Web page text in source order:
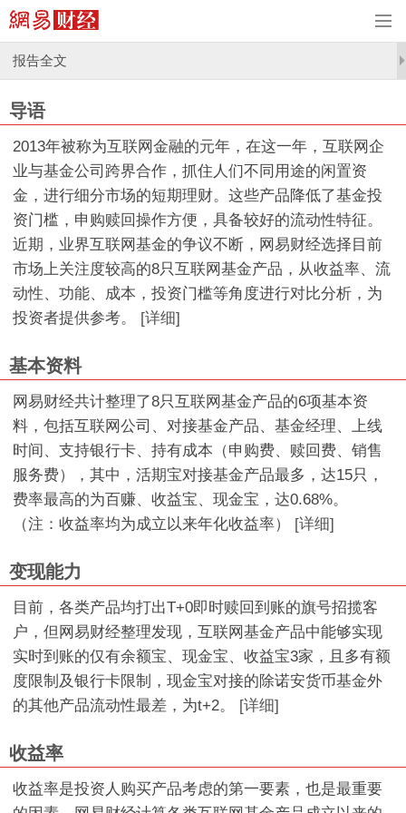
报告全文
导语
2013年被称为互联网金融的元年，在这一年，互联网企
业与基金公司跨界合作，抓住人们不同用途的闲置资
金，进行细分市场的短期理财。这些产品降低了基金投
资门槛，申购赎回操作方便，具备较好的流动性特征。
近期，业界互联网基金的争议不断，网易财经选择目前
市场上关注度较高的8只互联网基金产品，从收益率、流
动性、功能、成本，投资门槛等角度进行对比分析，为
投资者提供参考。 [详细]
基本资料
网易财经共计整理了8只互联网基金产品的6项基本资
料，包括互联网公司、对接基金产品、基金经理、上线
时间、支持银行卡、持有成本（申购费、赎回费、销售
服务费），其中，活期宝对接基金产品最多，达15只，
费率最高的为百赚、收益宝、现金宝，达0.68%。
（注：收益率均为成立以来年化收益率） [详细]
变现能力
目前，各类产品均打出T+0即时赎回到账的旗号招揽客
户，但网易财经整理发现，互联网基金产品中能够实现
实时到账的仅有余额宝、现金宝、收益宝3家，且多有额
度限制及银行卡限制，现金宝对接的除诺安货币基金外
的其他产品流动性最差，为t+2。 [详细]
收益率
收益率是投资人购买产品考虑的第一要素，也是最重要